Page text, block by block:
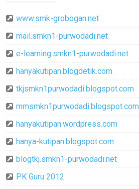
www.smk-grobogan.net
mail.smkn1-purwodadi.net
e-learning.smkn1-purwodadi.net
hanyakutipan.blogdetik.com
tkjsmkn1purwodadi.blogspot.com
mmsmkn1purwodadi.blogspot.com
hanyakutipan.wordpress.com
hanya-kutipan.blogspot.com
blogtkj.smkn1-purwodadi.net
PK Guru 2012